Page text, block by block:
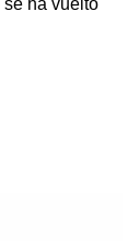
se ha vuelto